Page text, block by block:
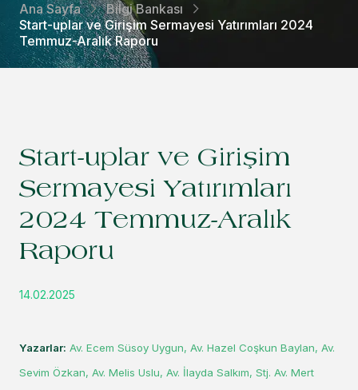
Ana Sayfa
Bilgi Bankası
Start-uplar ve Girişim Sermayesi Yatırımları 2024
Temmuz-Aralık Raporu
Start-uplar ve Girişim
Sermayesi Yatırımları
2024 Temmuz-Aralık
Raporu
14.02.2025
Yazarlar: Av. Ecem Süsoy Uygun, Av. Hazel Coşkun Baylan, Av.
Sevim Özkan, Av. Melis Uslu, Av. İlayda Salkım, Stj. Av. Mert